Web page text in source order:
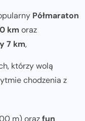
Półmaraton
km oraz
7 km,
którzy wolą
chodzenia z
m) orazfun